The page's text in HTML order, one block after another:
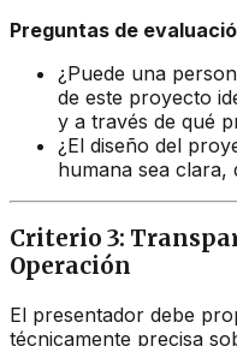
Preguntas de
¿Puede una
de este proyecto
y a través de qué
¿El diseño del
humana sea clara,
Criterio 3:
Operación
El presentador debe
técnicamente precisa